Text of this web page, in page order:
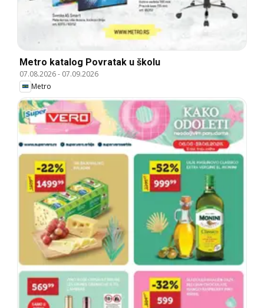
Metro katalog Povratak u školu
07.08.2026- 07.09.2026
Metro